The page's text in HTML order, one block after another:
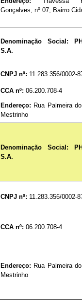
Gonçalves, nº 07, Bairro
Denominação Social:
S.A.
CNPJ nº: 11.283.356/0002-
CCA nº:06.200.708-4
Endereço: Rua Palmeira
Mestrinho
Denominação Social:
S.A.
CNPJ nº: 11.283.356/0002-
CCA nº:06.200.708-4
Endereço: Rua Palmeira
Mestrinho